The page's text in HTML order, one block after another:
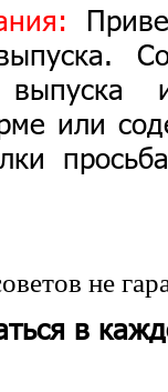
или
не
в